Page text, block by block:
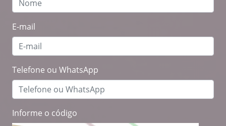
E-mail
Telefone ou WhatsApp
Informe o código